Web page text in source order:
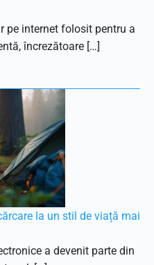
pe internet folosit pentru a
încrezătoare […]
la un stil de viață mai
a devenit parte din